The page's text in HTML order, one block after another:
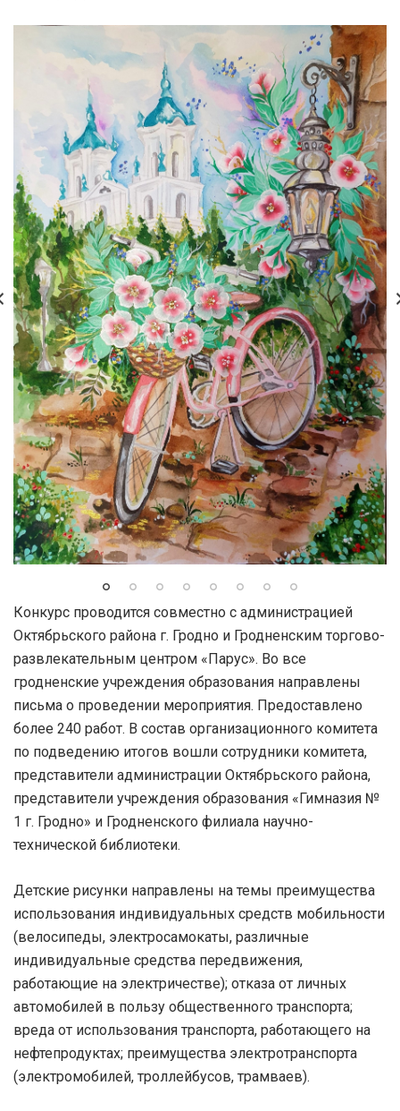
Конкурс проводится совместно с администрацией
Октябрьского района г. Гродно и Гродненским торгово-
развлекательным центром «Парус». Во все
гродненские учреждения образования направлены
письма о проведении мероприятия. Предоставлено
более 240 работ. В состав организационного комитета
по подведению итогов вошли сотрудники комитета,
представители администрации Октябрьского района,
представители учреждения образования «Гимназия №
1 г. Гродно» и Гродненского филиала научно-
технической библиотеки.
Детские рисунки направлены на темы преимущества
использования индивидуальных средств мобильности
(велосипеды, электросамокаты, различные
индивидуальные средства передвижения,
работающие на электричестве); отказа от личных
автомобилей в пользу общественного транспорта;
вреда от использования транспорта, работающего на
нефтепродуктах; преимущества электротранспорта
(электромобилей, троллейбусов, трамваев).